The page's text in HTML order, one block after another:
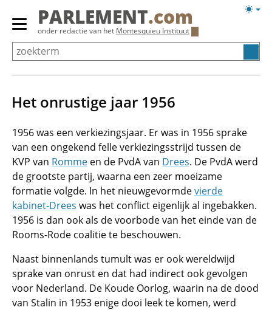
Overslaan
Primair
menu
tonen/verbergen
PARLEMENT.com
onder redactie van het Montesquieu Instituut
Het onrustige jaar 1956
1956 was een verkiezingsjaar. Er was in 1956 sprake
van een ongekend felle verkiezingsstrijd tussen de
KVP van Romme en de PvdA van Drees. De PvdA werd
de grootste partij, waarna een zeer moeizame
formatie volgde. In het nieuwgevormdevierde
kabinet-Drees was het conflict eigenlijk al ingebakken.
1956 is dan ook als de voorbode van het einde van de
Rooms-Rode coalitie te beschouwen.
Naast binnenlands tumult was er ook wereldwijd
sprake van onrust en dat had indirect ook gevolgen
voor Nederland. De Koude Oorlog, waarin na de dood
van Stalin in 1953 enige dooi leek te komen, werd